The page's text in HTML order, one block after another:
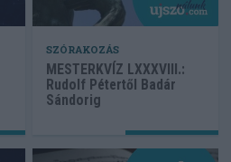
SZÓRAKOZÁS
MESTERKVÍZ LXXXVIII.:
Rudolf Pétertől Badár
Sándorig